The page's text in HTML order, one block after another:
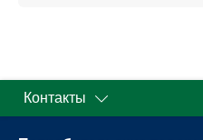
Контакты